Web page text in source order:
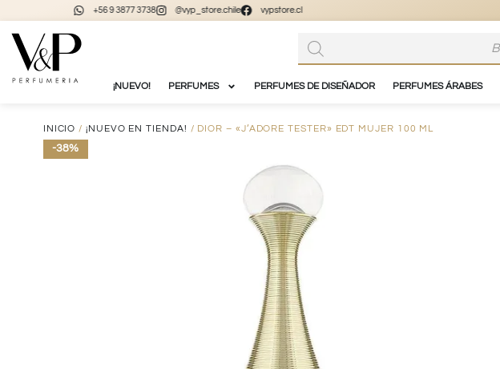
+56 9 3877 3738 @vyp_store.chile vypstore.cl
¡NUEVO! PERFUMES PERFUMES DE DISEÑADOR PERFUMES ÁRABES
INICIO /¡NUEVO EN TIENDA! / DIOR – «J’ADORE TESTER» EDT MUJER 100 ML
-38%